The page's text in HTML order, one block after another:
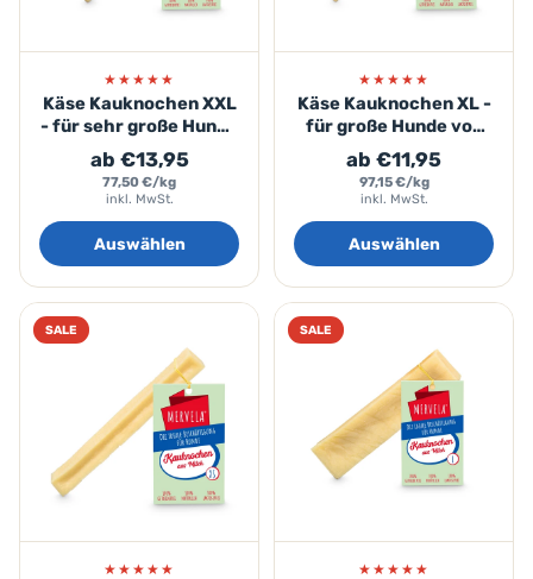
★★★★★
Käse Kauknochen XXL
- für sehr große Hunde
über 35kg
ab €13,95
77,50 €/kg
inkl. MwSt.
Auswählen
★★★★★
Käse Kauknochen XL -
für große Hunde von
30-60kg
ab €11,95
97,15 €/kg
inkl. MwSt.
Auswählen
SALE
★★★★★
SALE
★★★★★